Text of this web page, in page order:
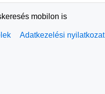
mobilon is
Adatkezelési nyilatkozat